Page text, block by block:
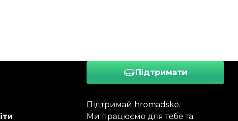
Підтримати
Підтримай hromadske.
Ми працюємо для тебе та